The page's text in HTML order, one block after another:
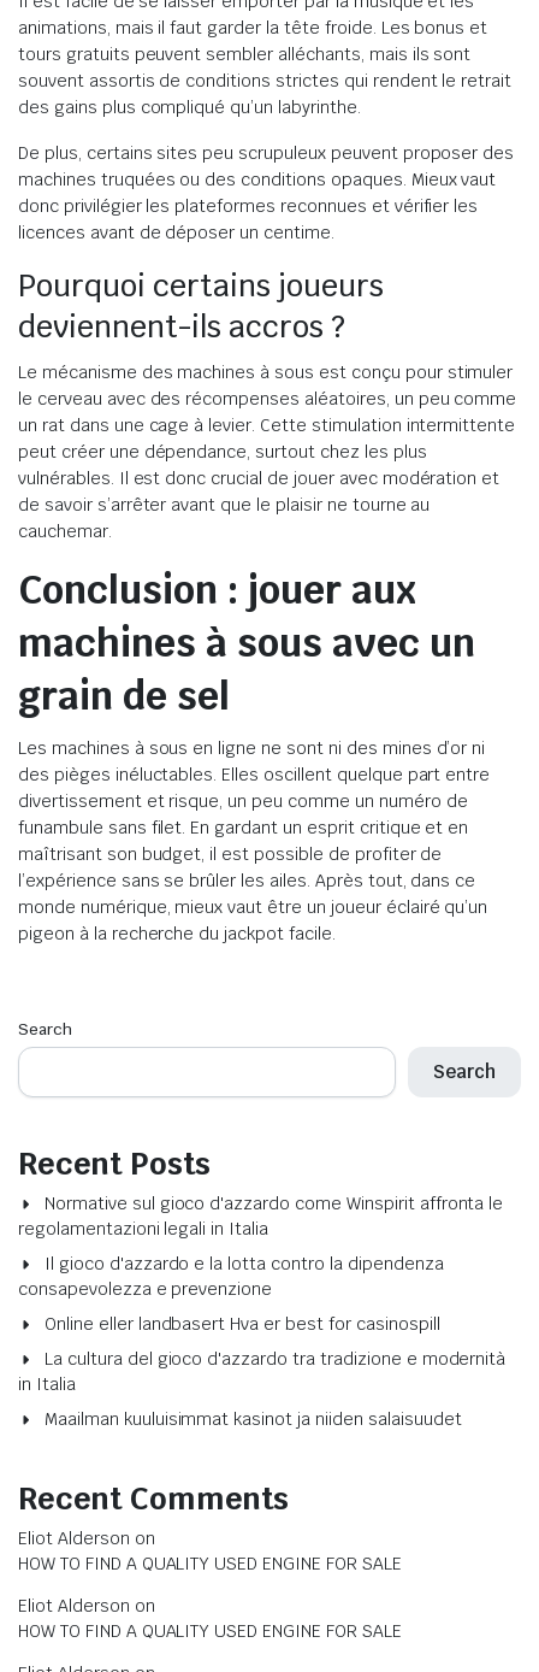
animations, mais il faut garder la tête froide. Les bonus et
tours gratuits peuvent sembler alléchants, mais ils sont
souvent assortis de conditions strictes qui rendent le retrait
des gains plus compliqué qu’un labyrinthe.
De plus, certains sites peu scrupuleux peuvent proposer des
machines truquées ou des conditions opaques. Mieux vaut
donc privilégier les plateformes reconnues et vérifier les
licences avant de déposer un centime.
Pourquoi certains joueurs
deviennent-ils accros ?
Le mécanisme des machines à sous est conçu pour stimuler
le cerveau avec des récompenses aléatoires, un peu comme
un rat dans une cage à levier. Cette stimulation intermittente
peut créer une dépendance, surtout chez les plus
vulnérables. Il est donc crucial de jouer avec modération et
de savoir s’arrêter avant que le plaisir ne tourne au
cauchemar.
Conclusion : jouer aux
machines à sous avec un
grain de sel
Les machines à sous en ligne ne sont ni des mines d’or ni
des pièges inéluctables. Elles oscillent quelque part entre
divertissement et risque, un peu comme un numéro de
funambule sans filet. En gardant un esprit critique et en
maîtrisant son budget, il est possible de profiter de
l’expérience sans se brûler les ailes. Après tout, dans ce
monde numérique, mieux vaut être un joueur éclairé qu’un
pigeon à la recherche du jackpot facile.
Search
Search
Recent Posts
Normative sul gioco d'azzardo come Winspirit affronta le
regolamentazioni legali in Italia
Il gioco d'azzardo e la lotta contro la dipendenza
consapevolezza e prevenzione
Online eller landbasert Hva er best for casinospill
La cultura del gioco d'azzardo tra tradizione e modernità
in Italia
Maailman kuuluisimmat kasinot ja niiden salaisuudet
Recent Comments
Eliot Alderson on
HOW TO FIND A QUALITY USED ENGINE FOR SALE
Eliot Alderson on
HOW TO FIND A QUALITY USED ENGINE FOR SALE